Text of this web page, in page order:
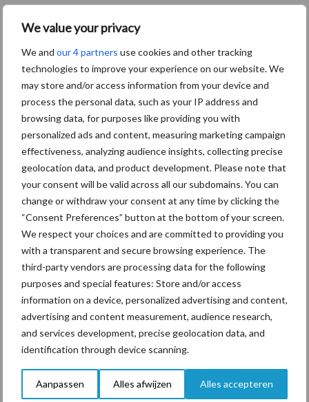
We value your privacy
We and our 4 partners use cookies and other tracking
technologies to improve your experience on our website. We
may store and/or access information from your device and
process the personal data, such as your IP address and
browsing data, for purposes like providing you with
personalized ads and content, measuring marketing campaign
effectiveness, analyzing audience insights, collecting precise
geolocation data, and product development. Please note that
your consent will be valid across all our subdomains. You can
change or withdraw your consent at any time by clicking the
“Consent Preferences” button at the bottom of your screen.
We respect your choices and are committed to providing you
with a transparent and secure browsing experience. The
third-party vendors are processing data for the following
purposes and special features: Store and/or access
information on a device, personalized advertising and content,
advertising and content measurement, audience research,
and services development, precise geolocation data, and
identification through device scanning.
Aanpassen Alles afwijzen Alles accepteren
Lees meer
Nieuwe
Krone
BiG X
gekroon
d tot
machine
van het
jaar
2018
29 november 2017
Spelle, in november 2017 – And the winner is – Krone. Met de
titel “Machine van het jaar 2018”werd op de Agritechnica in
Hannover, Duitsland de nieuwe BiG X serie (BiG X 680, BiG X 780
en BiG X 880) ...Lees meer
New
Holland
29 november 2017